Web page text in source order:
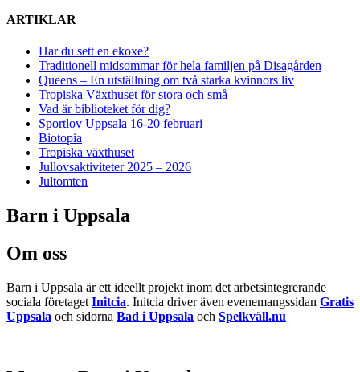
ARTIKLAR
Har du sett en ekoxe?
Traditionell midsommar för hela familjen på Disagården
Queens – En utställning om två starka kvinnors liv
Tropiska Växthuset för stora och små
Vad är biblioteket för dig?
Sportlov Uppsala 16-20 februari
Biotopia
Tropiska växthuset
Jullovsaktiviteter 2025 – 2026
Jultomten
Barn i Uppsala
Om oss
Barn i Uppsala är ett ideellt projekt inom det arbetsintegrerande
sociala företaget Initcia. Initcia driver även evenemangssidan Gratis
Uppsala och sidorna Bad i Uppsala och Spelkväll.nu